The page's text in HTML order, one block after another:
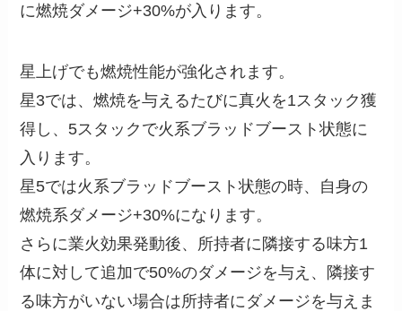
に燃焼ダメージ+30%が入ります。
星上げでも燃焼性能が強化されます。
星3では、燃焼を与えるたびに真火を1スタック獲
得し、5スタックで火系ブラッドブースト状態に
入ります。
星5では火系ブラッドブースト状態の時、自身の
燃焼系ダメージ+30%になります。
さらに業火効果発動後、所持者に隣接する味方1
体に対して追加で50%のダメージを与え、隣接す
る味方がいない場合は所持者にダメージを与えま